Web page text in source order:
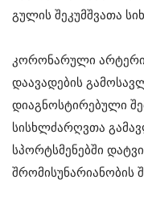
გულის შეკუმშვათა
კორონარული
დაავადების
დიაგნოსტირებული
სისხლძარღვთა
სპორტსმენებში
შრომისუნარიანობის